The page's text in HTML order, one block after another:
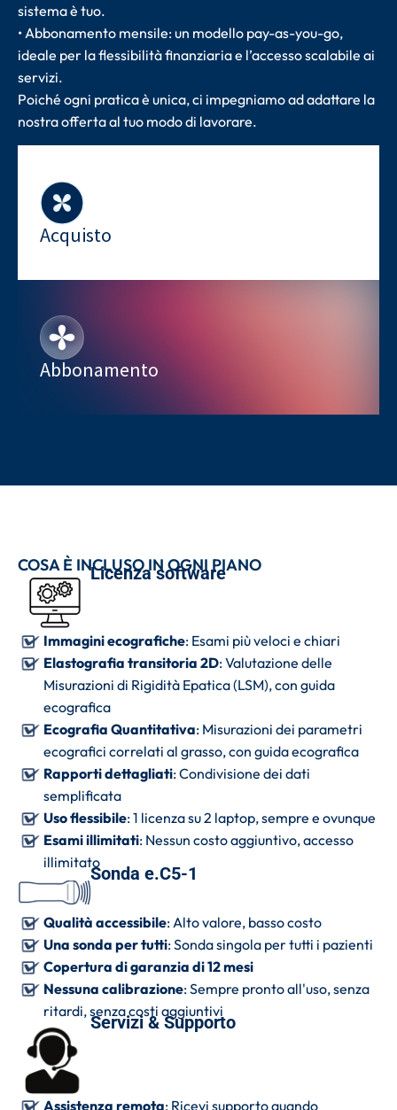
sistema è tuo.
• Abbonamento mensile: un modello pay-as-you-go,
ideale per la flessibilità finanziaria e l’accesso scalabile ai
servizi.
Poiché ogni pratica è unica, ci impegniamo ad adattare la
nostra offerta al tuo modo di lavorare.
Acquisto
Abbonamento
COSA È INCLUSO IN OGNI PIANO
Licenza software
Immagini ecografiche: Esami più veloci e chiari
Elastografia transitoria 2D: Valutazione delle
Misurazioni di Rigidità Epatica (LSM), con guida
ecografica
Ecografia Quantitativa: Misurazioni dei parametri
ecografici correlati al grasso, con guida ecografica
Rapporti dettagliati: Condivisione dei dati
semplificata
Uso flessibile: 1 licenza su 2 laptop, sempre e ovunque
Esami illimitati: Nessun costo aggiuntivo, accesso
illimitato
Sonda e.C5-1
Qualità accessibile: Alto valore, basso costo
Una sonda per tutti: Sonda singola per tutti i pazienti
Copertura di garanzia di 12 mesi
Nessuna calibrazione: Sempre pronto all'uso, senza
ritardi, senza costi aggiuntivi
Servizi & Supporto
Assistenza remota: Ricevi supporto quando